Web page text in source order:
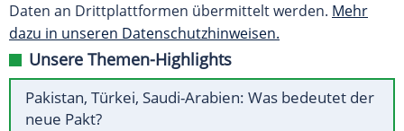
Daten an Drittplattformen übermittelt werden. Mehr
dazu in unseren Datenschutzhinweisen.
Unsere Themen-Highlights
Pakistan, Türkei, Saudi-Arabien: Was bedeutet der
neue Pakt?